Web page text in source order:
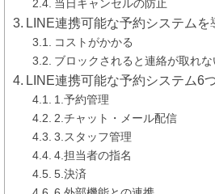
当日キャンセルの防止
LINE連携可能な予約システムを
コストがかかる
ブロックされると連絡が取れな
LINE連携可能な予約システム6
1.予約管理
2.チャット・メール配信
3.スタッフ管理
4.担当者の指名
5.決済